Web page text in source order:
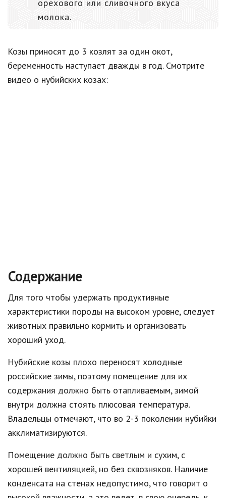
орехового или сливочного вкуса
молока.
Козы приносят до 3 козлят за один окот,
беременность наступает дважды в год. Смотрите
видео о нубийских козах:
Содержание
Для того чтобы удержать продуктивные
характеристики породы на высоком уровне, следует
животных правильно кормить и организовать
хороший уход.
Нубийские козы плохо переносят холодные
российские зимы, поэтому помещение для их
содержания должно быть отапливаемым, зимой
внутри должна стоять плюсовая температура.
Владельцы отмечают, что во 2-3 поколении нубийки
акклиматизируются.
Помещение должно быть светлым и сухим, с
хорошей вентиляцией, но без сквозняков. Наличие
конденсата на стенах недопустимо, что говорит о